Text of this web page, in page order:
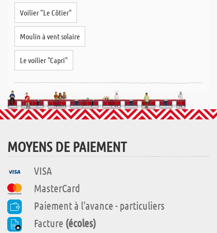
Voilier "Le Côtier"
Moulin à vent solaire
Le voilier "Capri"
MOYENS DE PAIEMENT
VISA
MasterCard
Paiement à l'avance - particuliers
Facture (écoles)